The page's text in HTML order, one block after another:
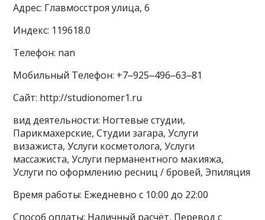
Адрес: Главмосстроя улица, 6
Индекс: 119618.0
Телефон: nan
Мобильный Телефон: +7‒925‒496‒63‒81
Сайт: http://studionomer1.ru
вид деятельности: Ногтевые студии,
Парикмахерские, Студии загара, Услуги
визажиста, Услуги косметолога, Услуги
массажиста, Услуги перманентного макияжа,
Услуги по оформлению ресниц / бровей, Эпиляция
Время работы: Ежедневно с 10:00 до 22:00
Способ оплаты: Наличный расчёт, Перевод с